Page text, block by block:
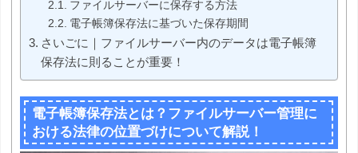
ファイルサーバーに保存する方法
電子帳簿保存法に基づいた保存期間
さいごに｜ファイルサーバー内のデータは電子帳簿
保存法に則ることが重要！
電子帳簿保存法とは？ファイルサーバー管理に
おける法律の位置づけについて解説！